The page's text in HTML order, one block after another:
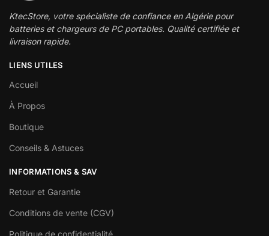
KtecStore, votre spécialiste de confiance en Algérie pour
batteries et chargeurs de PC portables. Qualité certifiée et
livraison rapide.
LIENS UTILES
Accueil
À Propos
Boutique
Conseils & Astuces
INFORMATIONS & SAV
Retour et Garantie
Conditions de vente (CGV)
Politique de confidentialité